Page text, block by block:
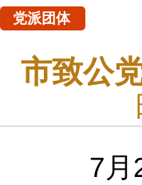
党派团体
市致公
7月2